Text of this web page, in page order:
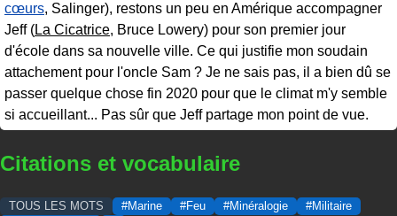
cœurs, Salinger), restons un peu en Amérique accompagner
Jeff (La Cicatrice, Bruce Lowery) pour son premier jour
d'école dans sa nouvelle ville. Ce qui justifie mon soudain
attachement pour l'oncle Sam ? Je ne sais pas, il a bien dû se
passer quelque chose fin 2020 pour que le climat m'y semble
si accueillant... Pas sûr que Jeff partage mon point de vue.
Citations et vocabulaire
TOUS LES MOTS #Marine #Feu #Minéralogie
#Militaire